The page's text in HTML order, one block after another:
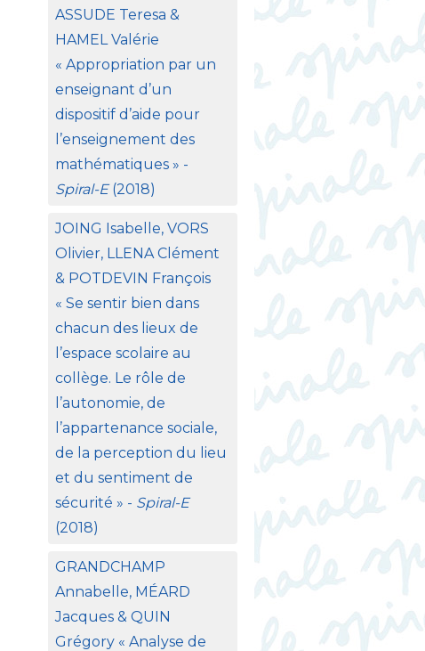
ASSUDE Teresa &
HAMEL Valérie
« Appropriation par un
enseignant d’un
dispositif d’aide pour
l’enseignement des
mathématiques » -
Spiral-E(2018)
JOING Isabelle,VORS
Olivier, LLENA Clément
& POTDEVIN François
« Se sentir bien dans
chacun des lieux de
l’espace scolaire au
collège. Le rôle de
l’autonomie, de
l’appartenance sociale,
de la perception du lieu
et du sentiment de
sécurité » - Spiral-E
(2018)
GRANDCHAMP
Annabelle, MÉARD
Jacques &QUIN
Grégory « Analyse de